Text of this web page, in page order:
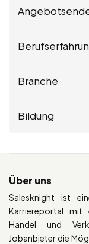
Branche
Bildung
Über uns
Salesknight ist
Karriereportal mit
Handel und
Jobanbieter die